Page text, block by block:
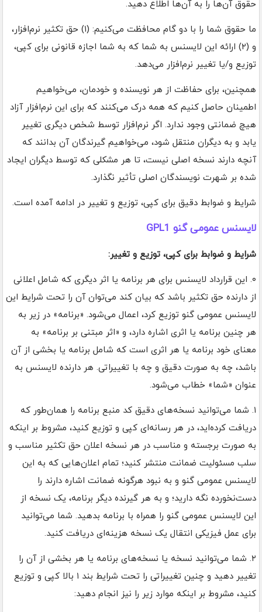
حقوق آن‌ها را به آن‌ها اطلاع دهید.
ما حقوق شما را با دو گام محافظت می‌کنیم: (۱) حق تکثیر نرم‌افزار،
و (۲) ارائه این لایسنس به شما که به شما اجازه قانونی برای کپی،
توزیع و/یا تغییر نرم‌افزار می‌دهد.
همچنین، برای حفاظت از هر نویسنده و خودمان، می‌خواهیم
اطمینان حاصل کنیم که همه درک می‌کنند که برای این نرم‌افزار آزاد
هیچ ضمانتی وجود ندارد. اگر نرم‌افزار توسط شخص دیگری تغییر
یابد و به دیگران منتقل شود، می‌خواهیم گیرندگان آن بدانند که
آنچه دارند نسخه اصلی نیست، تا هر مشکلی که توسط دیگران ایجاد
شده بر شهرت نویسندگان اصلی تأثیر نگذارد.
شرایط و ضوابط دقیق برای کپی، توزیع و تغییر در ادامه آمده است.
لایسنس عمومی گنو GPL1
شرایط و ضوابط برای کپی، توزیع و تغییر:
۰. این قرارداد لایسنس برای هر برنامه یا اثر دیگری که شامل اعلانی
از دارنده حق تکثیر باشد که بیان کند می‌توان آن را تحت شرایط این
لایسنس عمومی گنو توزیع کرد، اعمال می‌شود. «برنامه» در زیر به
هر چنین برنامه یا اثری اشاره دارد، و «اثر مبتنی بر برنامه» به
معنای خود برنامه یا هر اثری است که شامل برنامه یا بخشی از آن
باشد، چه به صورت دقیق و چه با تغییراتی. هر دارنده لایسنس به
عنوان «شما» خطاب می‌شود.
۱. شما می‌توانید نسخه‌های دقیق کد منبع برنامه را همان‌طور که
دریافت کرده‌اید، در هر رسانه‌ای کپی و توزیع کنید، مشروط بر اینکه
به صورت برجسته و مناسب در هر نسخه اعلان حق تکثیر مناسب و
سلب مسئولیت ضمانت منتشر کنید؛ تمام اعلان‌هایی که به این
لایسنس عمومی گنو و به نبود هرگونه ضمانت اشاره دارند را
دست‌نخورده نگه دارید؛ و به هر گیرنده دیگر برنامه، یک نسخه از
این لایسنس عمومی گنو را همراه با برنامه بدهید. شما می‌توانید
برای عمل فیزیکی انتقال یک نسخه هزینه‌ای دریافت کنید.
۲. شما می‌توانید نسخه یا نسخه‌های برنامه یا هر بخشی از آن را
تغییر دهید و چنین تغییراتی را تحت شرایط بند ۱ بالا کپی و توزیع
کنید، مشروط بر اینکه موارد زیر را نیز انجام دهید: